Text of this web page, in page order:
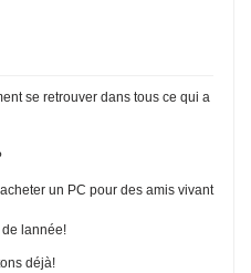
se retrouver dans tous ce qui a
un PC pour des amis vivant
lannée!
déjà!